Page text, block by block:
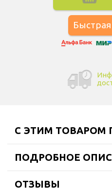
C ЭТИМ ТОВАРОМ
ПОДРОБНОЕ
ОТЗЫВЫ